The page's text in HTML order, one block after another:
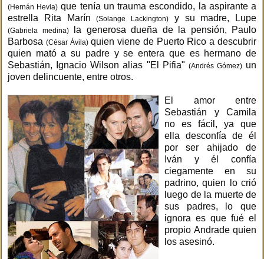
(Hernán Hevia) que tenía un trauma escondido, la aspirante a
estrella Rita Marín(Solange Lackington) y su madre, Lupe
(Gabriela medina)la generosa dueña de la pensión, Paulo
Barbosa (César Ávila)quien viene de Puerto Rico a descubrir
quien mató a su padre y se entera que es hermano de
Sebastián, Ignacio Wilson alias "El Pifia" (Andrés Gómez)un
joven delincuente, entre otros.
El amor entre
Sebastián y Camila
no es fácil, ya que
ella desconfía de él
por ser ahijado de
Iván y él confía
ciegamente en su
padrino, quien lo crió
luego de la muerte de
sus padres, lo que
ignora es que fué el
propio Andrade quien
los asesinó.